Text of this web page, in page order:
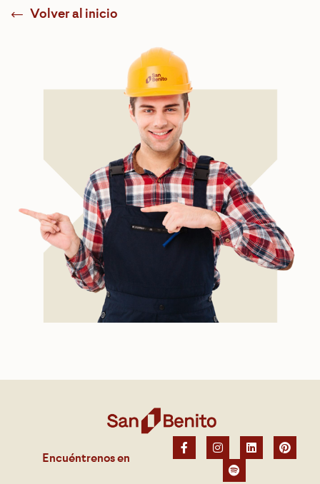
Volver al inicio
Encuéntrenos en